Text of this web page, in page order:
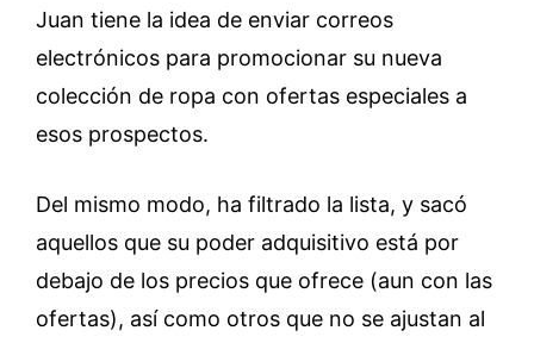
Juan tiene la idea de enviar correos
electrónicos para promocionar su nueva
colección de ropa con ofertas especiales a
esos prospectos.
Del mismo modo, ha filtrado la lista, y sacó
aquellos que su poder adquisitivo está por
debajo de los precios que ofrece (aun con las
ofertas), así como otros que no se ajustan al